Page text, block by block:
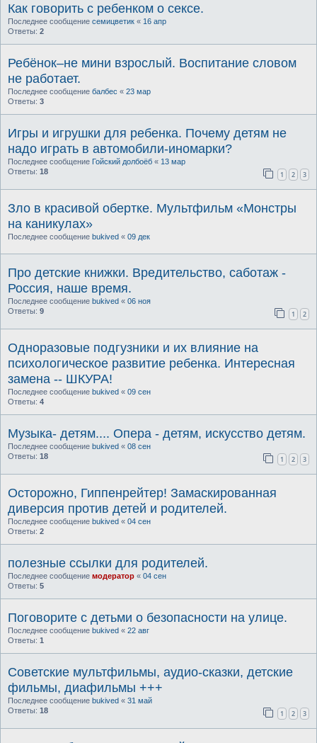
Как говорить с ребенком о сексе.
Последнее сообщение семицветик « 16 апр
Ответы: 2
Ребёнок–не мини взрослый. Воспитание словом
не работает.
Последнее сообщение балбес « 23 мар
Ответы: 3
Игры и игрушки для ребенка. Почему детям не
надо играть в автомобили-иномарки?
Последнее сообщение Гойский долбоёб « 13 мар
Ответы: 18 1 2 3
Зло в красивой обертке. Мультфильм «Монстры
на каникулах»
Последнее сообщение bukived « 09 дек
Про детские книжки. Вредительство, саботаж -
Россия, наше время.
Последнее сообщение bukived « 06 ноя
Ответы: 9 1 2
Одноразовые подгузники и их влияние на
психологическое развитие ребенка. Интересная
замена -- ШКУРА!
Последнее сообщение bukived « 09 сен
Ответы: 4
Музыка- детям.... Опера - детям, искусство детям.
Последнее сообщение bukived « 08 сен
Ответы: 18 1 2 3
Осторожно, Гиппенрейтер! Замаскированная
диверсия против детей и родителей.
Последнее сообщение bukived « 04 сен
Ответы: 2
полезные ссылки для родителей.
Последнее сообщение модератор « 04 сен
Ответы: 5
Поговорите с детьми о безопасности на улице.
Последнее сообщение bukived « 22 авг
Ответы: 1
Советские мультфильмы, аудио-сказки, детские
фильмы, диафильмы +++
Последнее сообщение bukived « 31 май
Ответы: 18 1 2 3